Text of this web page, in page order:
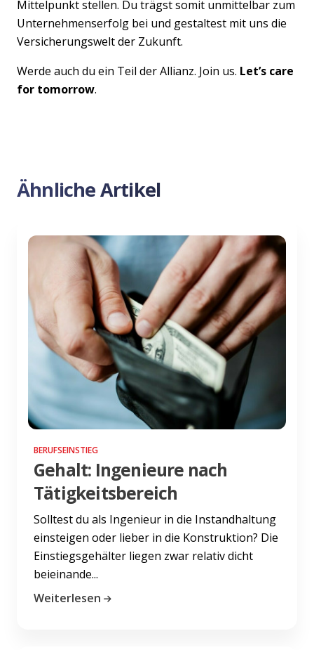
Mittelpunkt stellen. Du trägst somit unmittelbar zum
Unternehmenserfolg bei und gestaltest mit uns die
Versicherungswelt der Zukunft.
Werde auch du ein Teil der Allianz. Join us. Let’s care
for tomorrow.
Ähnliche Artikel
BERUFSEINSTIEG
Gehalt: Ingenieure nach
Tätigkeitsbereich
Solltest du als Ingenieur in die Instandhaltung
einsteigen oder lieber in die Konstruktion? Die
Einstiegsgehälter liegen zwar relativ dicht
beieinande...
Weiterlesen